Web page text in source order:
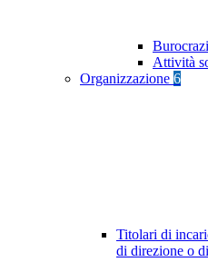
Attività
Organizzazione 6
Titolari di
di direzione o